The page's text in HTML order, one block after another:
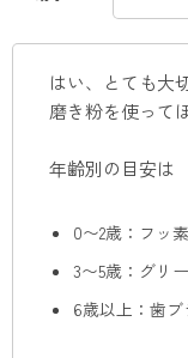
はい、とても大
磨き粉を使って
年齢別の目安は
0〜2歳：フッ
3〜5歳：グリ
6歳以上：歯